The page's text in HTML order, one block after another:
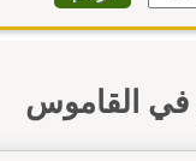
القاموس